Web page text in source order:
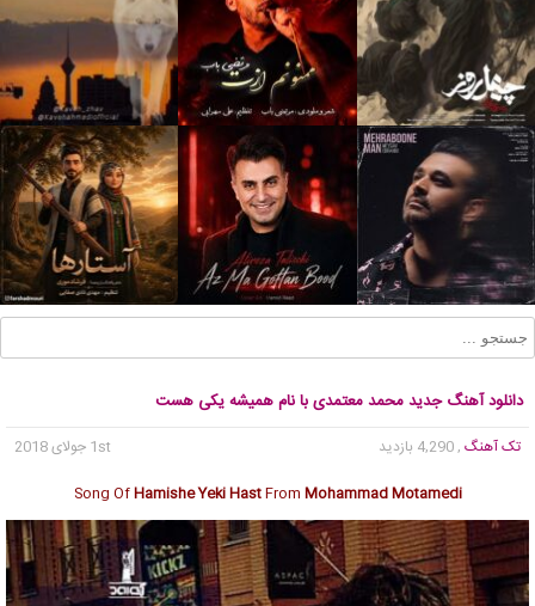
دانلود آهنگ جدید محمد معتمدی با نام همیشه یکی هست
تک آهنگ , 4,290 بازدید
1st جولای 2018
Song OfHamishe Yeki HastFrom Mohammad Motamedi